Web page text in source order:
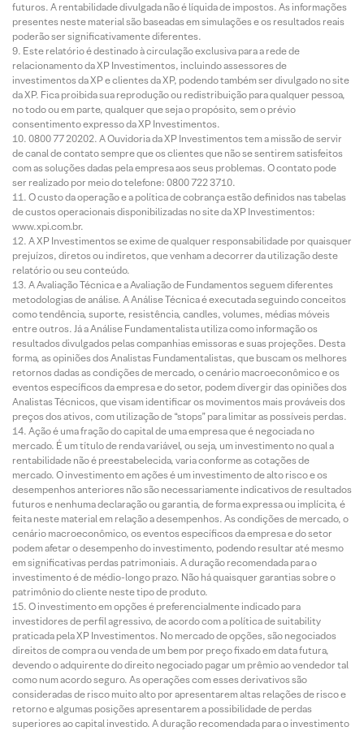
futuros. A rentabilidade divulgada não é líquida de impostos. As informações
presentes neste material são baseadas em simulações e os resultados reais
poderão ser significativamente diferentes.
Este relatório é destinado à circulação exclusiva para a rede de
relacionamento da XP Investimentos, incluindo assessores de
investimentos da XP e clientes da XP, podendo também ser divulgado no site
da XP. Fica proibida sua reprodução ou redistribuição para qualquer pessoa,
no todo ou em parte, qualquer que seja o propósito, sem o prévio
consentimento expresso da XP Investimentos.
0800 77 20202. A Ouvidoria da XP Investimentos tem a missão de servir
de canal de contato sempre que os clientes que não se sentirem satisfeitos
com as soluções dadas pela empresa aos seus problemas. O contato pode
ser realizado por meio do telefone: 0800 722 3710.
O custo da operação e a política de cobrança estão definidos nas tabelas
de custos operacionais disponibilizadas no site da XP Investimentos:
www.xpi.com.br.
A XP Investimentos se exime de qualquer responsabilidade por quaisquer
prejuízos, diretos ou indiretos, que venham a decorrer da utilização deste
relatório ou seu conteúdo.
A Avaliação Técnica e a Avaliação de Fundamentos seguem diferentes
metodologias de análise. A Análise Técnica é executada seguindo conceitos
como tendência, suporte, resistência, candles, volumes, médias móveis
entre outros. Já a Análise Fundamentalista utiliza como informação os
resultados divulgados pelas companhias emissoras e suas projeções. Desta
forma, as opiniões dos Analistas Fundamentalistas, que buscam os melhores
retornos dadas as condições de mercado, o cenário macroeconômico e os
eventos específicos da empresa e do setor, podem divergir das opiniões dos
Analistas Técnicos, que visam identificar os movimentos mais prováveis dos
preços dos ativos, com utilização de “stops” para limitar as possíveis perdas.
Ação é uma fração do capital de uma empresa que é negociada no
mercado. É um título de renda variável, ou seja, um investimento no qual a
rentabilidade não é preestabelecida, varia conforme as cotações de
mercado. O investimento em ações é um investimento de alto risco e os
desempenhos anteriores não são necessariamente indicativos de resultados
futuros e nenhuma declaração ou garantia, de forma expressa ou implícita, é
feita neste material em relação a desempenhos. As condições de mercado, o
cenário macroeconômico, os eventos específicos da empresa e do setor
podem afetar o desempenho do investimento, podendo resultar até mesmo
em significativas perdas patrimoniais. A duração recomendada para o
investimento é de médio-longo prazo. Não há quaisquer garantias sobre o
patrimônio do cliente neste tipo de produto.
O investimento em opções é preferencialmente indicado para
investidores de perfil agressivo, de acordo com a política de suitability
praticada pela XP Investimentos. No mercado de opções, são negociados
direitos de compra ou venda de um bem por preço fixado em data futura,
devendo o adquirente do direito negociado pagar um prêmio ao vendedor tal
como num acordo seguro. As operações com esses derivativos são
consideradas de risco muito alto por apresentarem altas relações de risco e
retorno e algumas posições apresentarem a possibilidade de perdas
superiores ao capital investido. A duração recomendada para o investimento